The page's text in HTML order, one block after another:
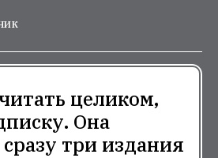
целиком,
Она
три издания